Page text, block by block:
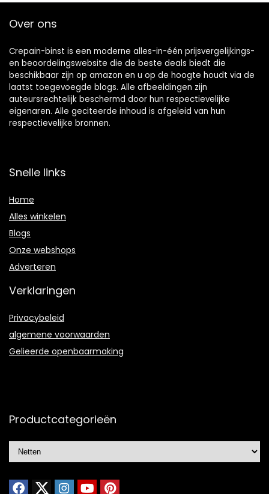
Over ons
Crepain-binst is een moderne alles-in-één prijsvergelijkings-
en beoordelingswebsite die de beste deals biedt die
beschikbaar zijn op amazon en u op de hoogte houdt via de
laatst toegevoegde blogs. Alle afbeeldingen zijn
auteursrechtelijk beschermd door hun respectievelijke
eigenaren. Alle geciteerde inhoud is afgeleid van hun
respectievelijke bronnen.
Snelle links
Home
Alles winkelen
Blogs
Onze webshops
Adverteren
Verklaringen
Privacybeleid
algemene voorwaarden
Gelieerde openbaarmaking
Productcategorieën